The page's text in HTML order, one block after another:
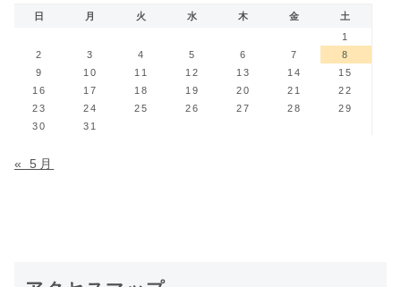
日 月 火 水 木 金
土
1
2
3 4 5 6 7
8
9
10 11 12 13 14
15
16
17 18 19 20 21
22
23
24 25 26 27 28
29
30
31
« 5月